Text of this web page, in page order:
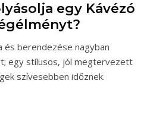
egy Kávézó
és berendezése nagyban
egy stílusos, jól megtervezett
szívesebben időznek.